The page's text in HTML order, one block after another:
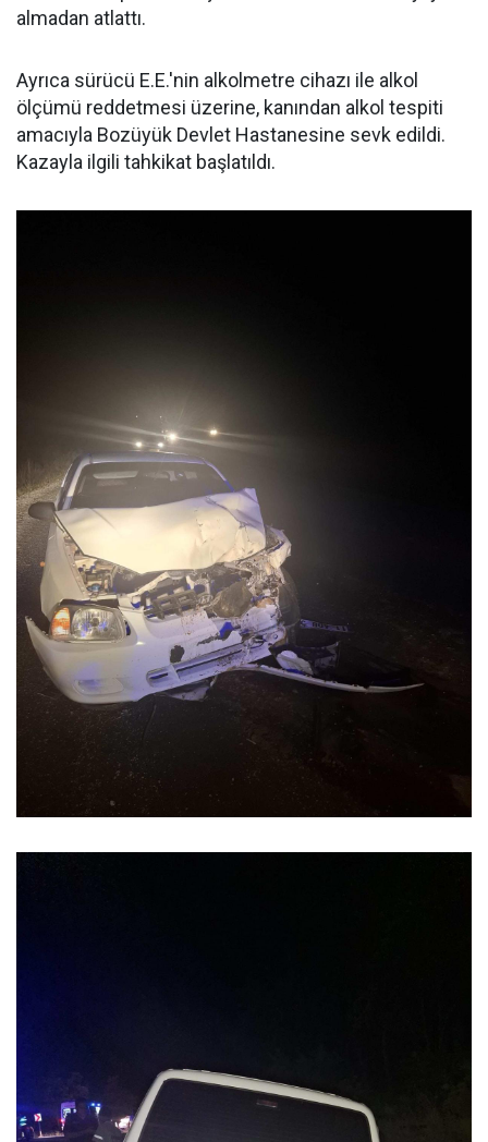
almadan atlattı.
Ayrıca sürücü E.E.'nin alkolmetre cihazı ile alkol
ölçümü reddetmesi üzerine, kanından alkol tespiti
amacıyla Bozüyük Devlet Hastanesine sevk edildi.
Kazayla ilgili tahkikat başlatıldı.